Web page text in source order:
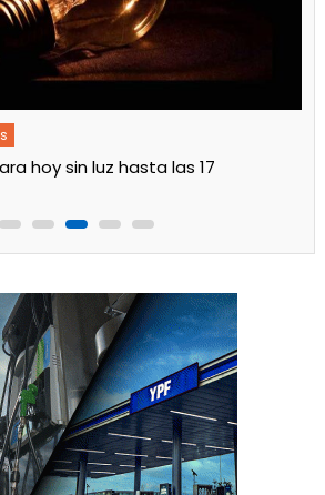
hoy sin luz hasta las 17